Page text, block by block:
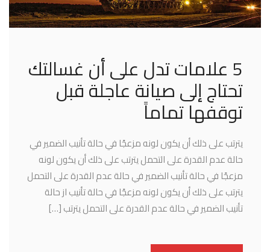
5 علامات تدل على أن غسالتك
تحتاج إلى صيانة عاجلة قبل
توقفها تماماً
يترتب على ذلك أن يكون لونه مزعجًا في حالة تأنيب الضمير في
حالة عدم القدرة على التحمل يترتب على ذلك أن يكون لونه
مزعجًا في حالة تأنيب الضمير في حالة عدم القدرة على التحمل
يترتب على ذلك أن يكون لونه مزعجًا في حالة تأنيب از حالة
تأنيب الضمير في حالة عدم القدرة على التحمل يترتب […]